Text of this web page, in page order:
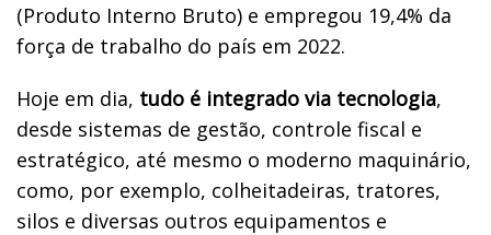
(Produto Interno Bruto) e empregou 19,4% da
força de trabalho do país em 2022.
Hoje em dia, tudo é integrado via tecnologia,
desde sistemas de gestão, controle fiscal e
estratégico, até mesmo o moderno maquinário,
como, por exemplo, colheitadeiras, tratores,
silos e diversas outros equipamentos e